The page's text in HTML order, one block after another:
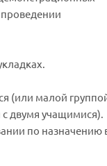
(или малой
двумя учащимися).
по назначению